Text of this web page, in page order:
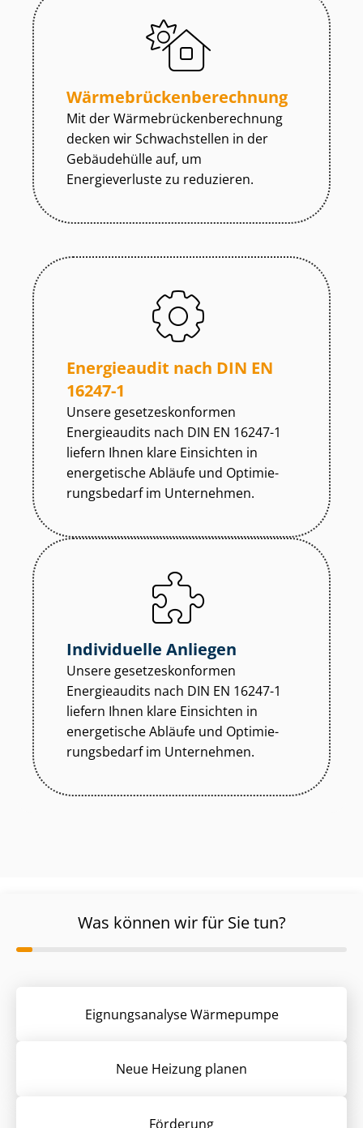
Wär­me­brü­cken­be­rech­nung
Mit der Wär­me­brü­cken­be­rech­nung
decken wir Schwachstellen in der
Gebäudehülle auf, um
Energieverluste zu reduzieren.
Energieaudit nach DIN EN
16247-1
Unsere ge­set­zes­kon­for­men
Energieaudits nach DIN EN 16247-1
liefern Ihnen klare Einsichten in
energetische Abläufe und Op­ti­mie­
rungs­be­darf im Unternehmen.
Individuelle Anliegen
Unsere ge­set­zes­kon­for­men
Energieaudits nach DIN EN 16247-1
liefern Ihnen klare Einsichten in
energetische Abläufe und Op­ti­mie­
rungs­be­darf im Unternehmen.
Was können wir für Sie tun?
Eignungsanalyse Wärmepumpe
Neue Heizung planen
Förderung